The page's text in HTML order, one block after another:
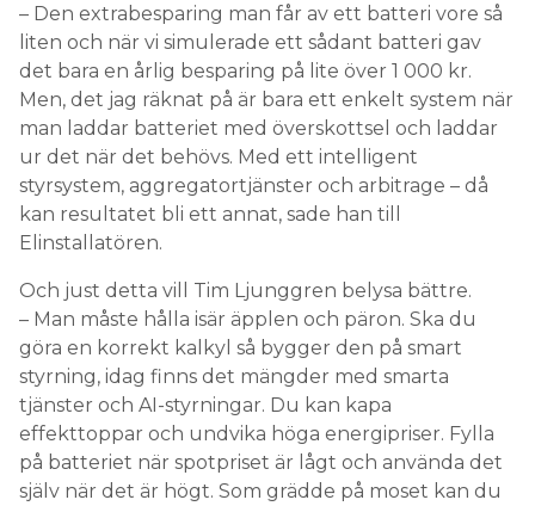
– Den extrabesparing man får av ett batteri vore så
liten och när vi simulerade ett sådant batteri gav
det bara en årlig besparing på lite över 1 000 kr.
Men, det jag räknat på är bara ett enkelt system när
man laddar batteriet med överskottsel och laddar
ur det när det behövs. Med ett intelligent
styrsystem, aggregatortjänster och arbitrage – då
kan resultatet bli ett annat, sade han till
Elinstallatören.
Och just detta vill Tim Ljunggren belysa bättre.
– Man måste hålla isär äpplen och päron. Ska du
göra en korrekt kalkyl så bygger den på smart
styrning, idag finns det mängder med smarta
tjänster och AI-styrningar. Du kan kapa
effekttoppar och undvika höga energipriser. Fylla
på batteriet när spotpriset är lågt och använda det
själv när det är högt. Som grädde på moset kan du